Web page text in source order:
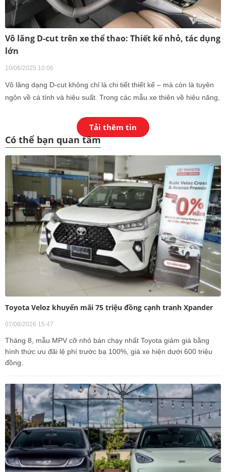
Vô lăng D-cut trên xe thể thao: Thiết kế nhỏ, tác dụng
lớn
10/06/2025 10:06
Vô lăng dạng D-cut không chỉ là chi tiết thiết kế – mà còn là tuyên
ngôn về cá tính và hiệu suất. Trong các mẫu xe thiên về hiệu năng,
khác biệt, mang dấu ấn thể thao rõ nét. Đối với nhiều khách hàng,
đây không đơn thuần là một yếu tố thẩm mỹ, mà còn là “tuyên
ngôn ngầm” về phong cách cầm lái, thể hiện tinh thần năng động
và cá tính mạnh mẽ ngay từ khoang lái.
Tải thêm tin
Có thể bạn quan tâm
Toyota Veloz khuyến mãi 75 triệu đồng cạnh tranh Xpander
07/08/2026 15:47
Tháng 8, mẫu MPV cỡ nhỏ bán chạy nhất Toyota giảm giá bằng
hình thức ưu đãi lệ phí trước bạ 100%, giá xe hiện dưới 600 triệu
đồng.